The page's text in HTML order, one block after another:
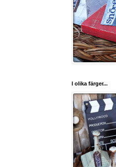
I olika färger...